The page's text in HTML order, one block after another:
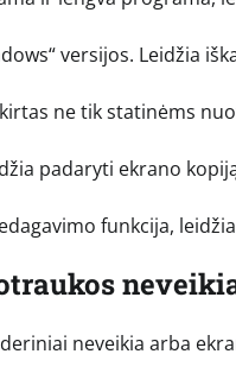
versijos. Leidžia
ne tik statinėms
padaryti ekrano
funkcija,
neveikia arba